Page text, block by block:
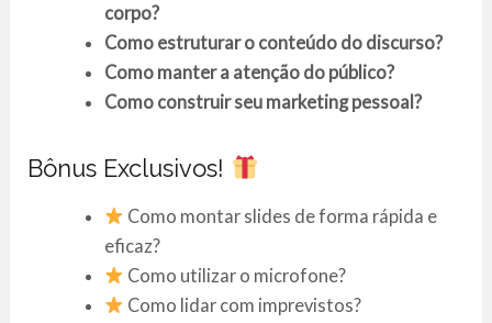
corpo?
Como estruturar o conteúdo do discurso?
Como manter a atenção do público?
Como construir seu marketing pessoal?
Bônus Exclusivos!
Como montar slides de forma rápida e
eficaz?
Como utilizar o microfone?
Como lidar com imprevistos?